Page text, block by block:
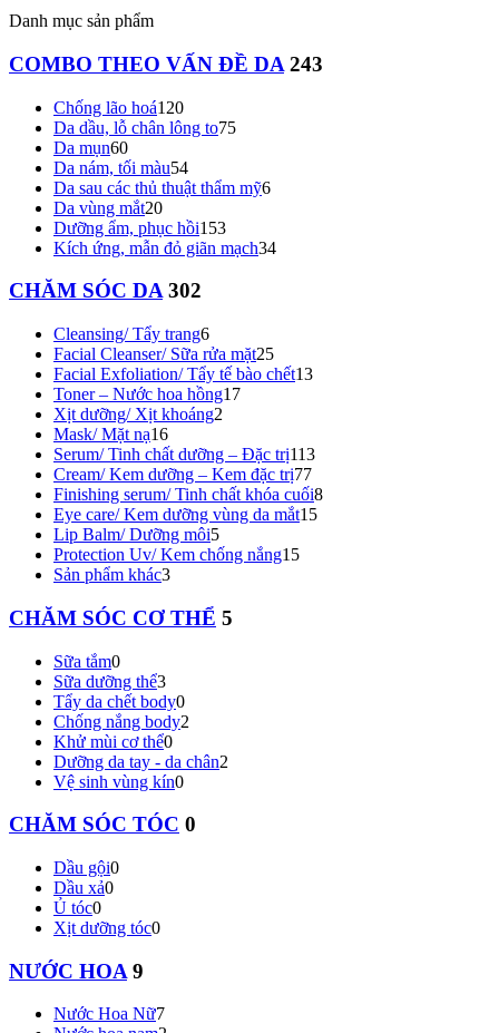
Danh mục sản phẩm
COMBO THEO VẤN ĐỀ DA 243
Chống lão hoá120
Da dầu, lỗ chân lông to75
Da mụn60
Da nám, tối màu54
Da sau các thủ thuật thẩm mỹ6
Da vùng mắt20
Dưỡng ẩm, phục hồi153
Kích ứng, mẫn đỏ giãn mạch34
CHĂM SÓC DA 302
Cleansing/ Tẩy trang6
Facial Cleanser/ Sữa rửa mặt25
Facial Exfoliation/ Tẩy tế bào chết13
Toner – Nước hoa hồng17
Xịt dưỡng/ Xịt khoáng2
Mask/ Mặt nạ16
Serum/ Tinh chất dưỡng – Đặc trị113
Cream/ Kem dưỡng – Kem đặc trị77
Finishing serum/ Tinh chất khóa cuối8
Eye care/ Kem dưỡng vùng da mắt15
Lip Balm/ Dưỡng môi5
Protection Uv/ Kem chống nắng15
Sản phẩm khác3
CHĂM SÓC CƠ THỂ 5
Sữa tắm0
Sữa dưỡng thể3
Tẩy da chết body0
Chống nắng body2
Khử mùi cơ thể0
Dưỡng da tay - da chân2
Vệ sinh vùng kín0
CHĂM SÓC TÓC 0
Dầu gội0
Dầu xả0
Ủ tóc0
Xịt dưỡng tóc0
NƯỚC HOA 9
Nước Hoa Nữ7